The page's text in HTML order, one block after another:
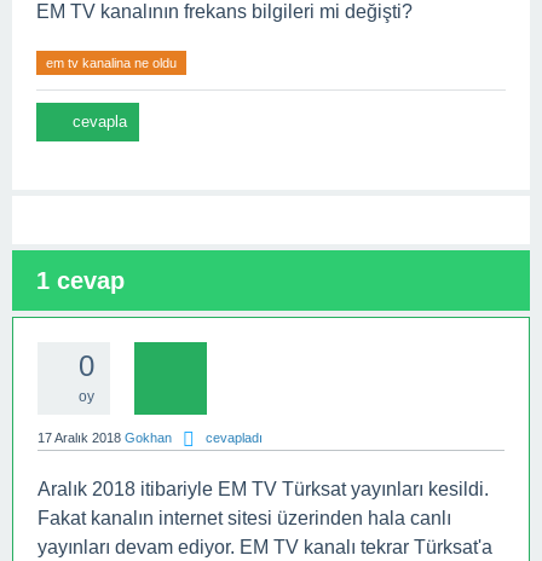
EM TV kanalının frekans bilgileri mi değişti?
em tv kanalina ne oldu
1 cevap
0
oy
17 Aralık 2018 Gokhan cevapladı
Aralık 2018 itibariyle EM TV Türksat yayınları kesildi.
Fakat kanalın internet sitesi üzerinden hala canlı
yayınları devam ediyor. EM TV kanalı tekrar Türksat'a